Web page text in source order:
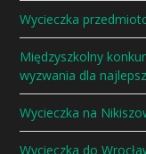
Wycieczka
Międzyszkolny
wyzwania dla
Wycieczka na
Wycieczka do